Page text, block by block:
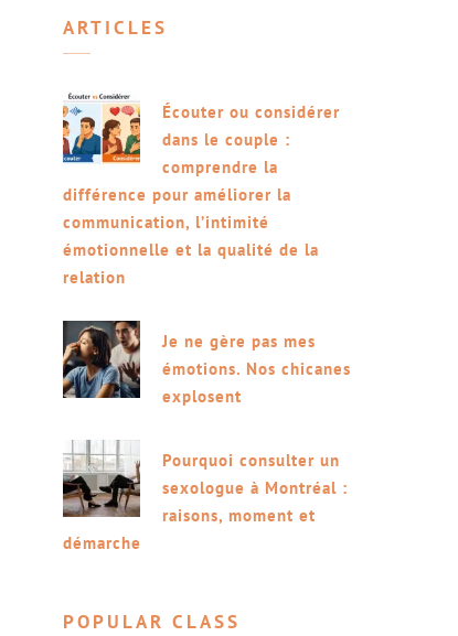
ARTICLES
Écouter ou considérer
dans le couple :
comprendre la
différence pour améliorer la
communication, l’intimité
émotionnelle et la qualité de la
relation
Je ne gère pas mes
émotions. Nos chicanes
explosent
Pourquoi consulter un
sexologue à Montréal :
raisons, moment et
démarche
POPULAR CLASS